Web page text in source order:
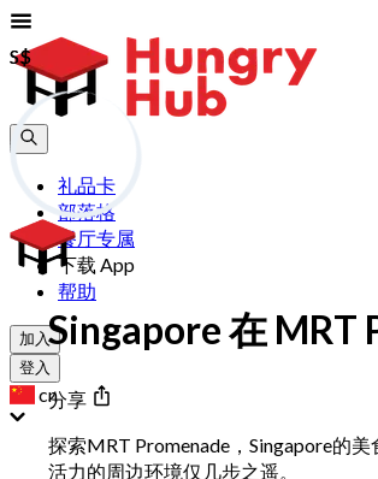
礼品卡
部落格
餐厅专属
下载 App
帮助
加入
登入
cn
Singapore 在 MRT
分享
探索MRT Promenade，Singapore的
活力的周边环境仅几步之遥。
S$
S$